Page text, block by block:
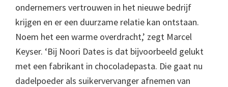
ondernemers vertrouwen in het nieuwe bedrijf
krijgen en er een duurzame relatie kan ontstaan.
Noem het een warme overdracht,’ zegt Marcel
Keyser. ‘Bij Noori Dates is dat bijvoorbeeld gelukt
met een fabrikant in chocoladepasta. Die gaat nu
dadelpoeder als suikervervanger afnemen van